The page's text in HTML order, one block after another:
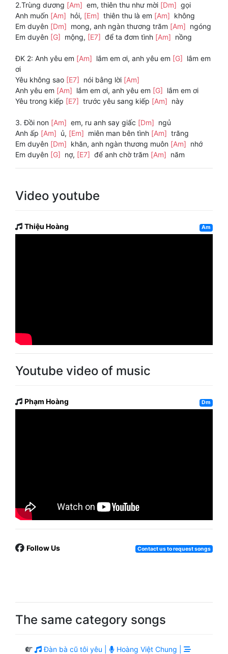
2.Trùng dương [Am] em, thiên thu như mời [Dm] gọi
Anh muốn [Am] hỏi, [Em] thiên thu là em [Am] không
Em duyên [Dm] mong, anh ngàn thương trăm [Am] ngóng
Em duyên [G] mộng, [E7] để ta đơm tình [Am] nồng
ĐK 2: Anh yêu em [Am] lắm em ơi, anh yêu em [G] lắm em
ơi
Yêu không sao [E7] nói bằng lời [Am]
Anh yêu em [Am] lắm em ơi, anh yêu em [G] lắm em ơi
Yêu trong kiếp [E7] trước yêu sang kiếp [Am] này
3. Đồi non [Am] em, ru anh say giấc [Dm] ngủ
Anh ấp [Am] ủ, [Em] miên man bên tình [Am] trăng
Em duyên [Dm] khăn, anh ngàn thương muôn [Am] nhớ
Em duyên [G] nợ, [E7] để anh chờ trăm [Am] năm
Video youtube
Thiệu Hoàng Am
Youtube video of music
Phạm Hoàng Dm
Follow Us Contact us to request songs
The same category songs
Đàn bà cũ tôi yêu |
Hoàng Việt Chung |